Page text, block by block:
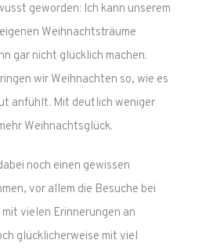
geworden: Ich kann unserem
Weihnachtsträume
gar nicht glücklich machen.
wir Weihnachten so, wie es
anfühlt. Mit deutlich weniger
Weihnachtsglück.
noch einen gewissen
vor allem die Besuche bei
mit vielen Erinnerungen an
glücklicherweise mit viel